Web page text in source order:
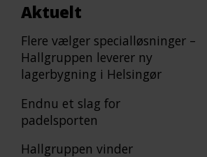
Aktuelt
Flere vælger specialløsninger –
Hallgruppen leverer ny
lagerbygning i Helsingør
Endnu et slag for
padelsporten
Hallgruppen vinder